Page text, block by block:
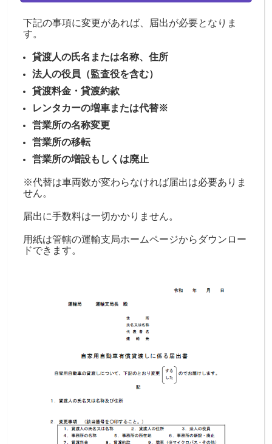
下記の事項に変更があれば、届出が必要となりま
す。
貸渡人の氏名または名称、住所
法人の役員（監査役を含む）
貸渡料金・貸渡約款
レンタカーの増車または代替※
営業所の名称変更
営業所の移転
営業所の増設もしくは廃止
※代替は車両数が変わらなければ届出は必要ありま
せん。
届出に手数料は一切かかりません。
用紙は管轄の運輸支局ホームページからダウンロー
ドできます。